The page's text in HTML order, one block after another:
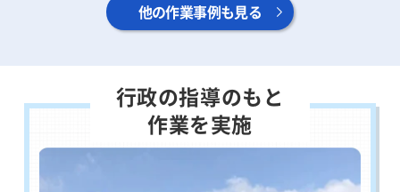
他の作業事例も見る
行政の指導のもと
作業を実施